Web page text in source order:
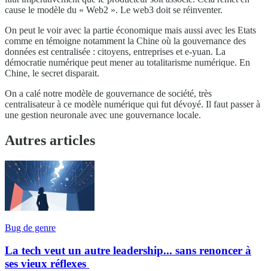
cause le modèle du « Web2 ». Le web3 doit se réinventer.
On peut le voir avec la partie économique mais aussi avec les Etats
comme en témoigne notamment la Chine où la gouvernance des
données est centralisée : citoyens, entreprises et e-yuan. La
démocratie numérique peut mener au totalitarisme numérique. En
Chine, le secret disparait.
On a calé notre modèle de gouvernance de société, très
centralisateur à ce modèle numérique qui fut dévoyé. Il faut passer à
une gestion neuronale avec une gouvernance locale.
Autres articles
Bug de genre
La tech veut un autre leadership... sans renoncer à
ses vieux réflexes